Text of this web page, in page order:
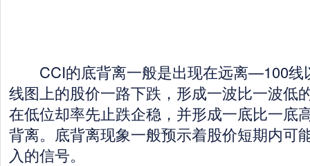
CCI的底背离一般是出现在远离—100线
线图上的股价一路下跌，形成一波比一波低
在低位却率先止跌企稳，并形成一底比一底
背离。底背离现象一般预示着股价短期内可
入的信号。